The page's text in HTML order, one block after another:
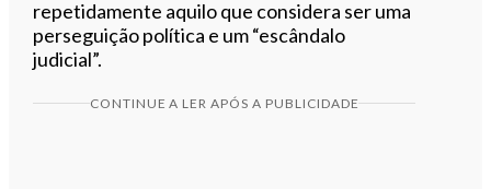
repetidamente aquilo que considera ser uma
perseguição política e um “escândalo
judicial”.
CONTINUE A LER APÓS A PUBLICIDADE